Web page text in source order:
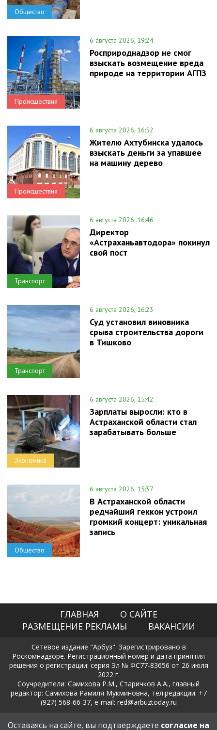
Общество
Происшествия
6 августа 2026, 19:24
Росприроднадзор не смог
взыскать возмещение вреда
природе на территории АГПЗ
Происшествия
6 августа 2026, 16:52
Жителю Ахтубинска удалось
взыскать деньги за упавшее
на машину дерево
Транспорт
6 августа 2026, 16:46
Директор
«Астраханьавтодора» покинул
свой пост
Транспорт
6 августа 2026, 16:23
Суд установил виновника
срыва строительства дороги
в Тишково
Экономика
6 августа 2026, 15:42
Зарплаты выросли: кто в
Астраханской области стал
зарабатывать больше
Общество
6 августа 2026, 15:37
В Астраханской области
редчайший геккон устроил
громкий концерт: уникальная
запись
ГЛАВНАЯ
О САЙТЕ
РАЗМЕЩЕНИЕ РЕКЛАМЫ
ВАКАНСИИ
Сетевое издание "Арбуз". Зарегистрировано в
Роскомнадзоре. Регистрационный номер и дата принятия
решения о регистрации: серия Эл № ФС77-83656 от 26 июля
2022 г.
Соучредители: Самихова Р.М., Старичков А.А., главный
редактор: Самихова Рамиля Мукминовна, тел.редакции: +7
(927) 568-66-37, e-mail: red@arbuztoday.ru
Политика в отношении обработки и защиты персональных
Оставаясь на сайте, вы подтверждаете согласие на